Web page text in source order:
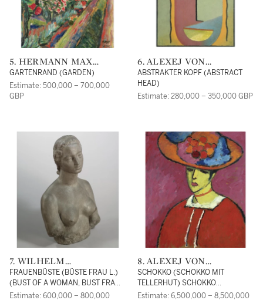
5. HERMANN MAX
PECHSTEIN
GARTENRAND (GARDEN)
Estimate: 500,000 – 700,000
GBP
6. ALEXEJ VON
JAWLENSKY
ABSTRAKTER KOPF (ABSTRACT
HEAD)
Estimate: 280,000 – 350,000 GBP
7. WILHELM
LEHMBRUCK
FRAUENBÜSTE (BÜSTE FRAU L.)
(BUST OF A WOMAN, BUST FRAU
L.)
Estimate: 600,000 – 800,000
8. ALEXEJ VON
JAWLENSKY
SCHOKKO (SCHOKKO MIT
TELLERHUT) SCHOKKO
(SCHOKKO WITH WIDE-BRIMMED
Estimate: 6,500,000 – 8,500,000